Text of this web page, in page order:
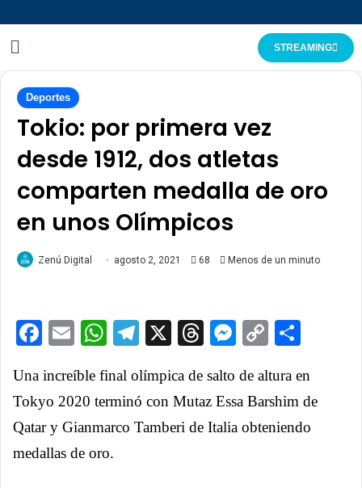
STREAMING
Deportes
Tokio: por primera vez
desde 1912, dos atletas
comparten medalla de oro
en unos Olímpicos
Zenú Digital agosto 2, 2021 68 Menos de un minuto
Facebook
EmailWhatsApp
Telegram
X ThreadsCopy
Una increíble final olímpica de salto de altura en
Tokyo 2020 terminó con Mutaz Essa Barshim de
Qatar y Gianmarco Tamberi de Italia obteniendo
medallas de oro.